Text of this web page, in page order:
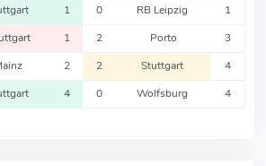
1 0 RB Leipzig 1
1 2 Porto 3
2 2 Stuttgart 4
4 0 Wolfsburg 4